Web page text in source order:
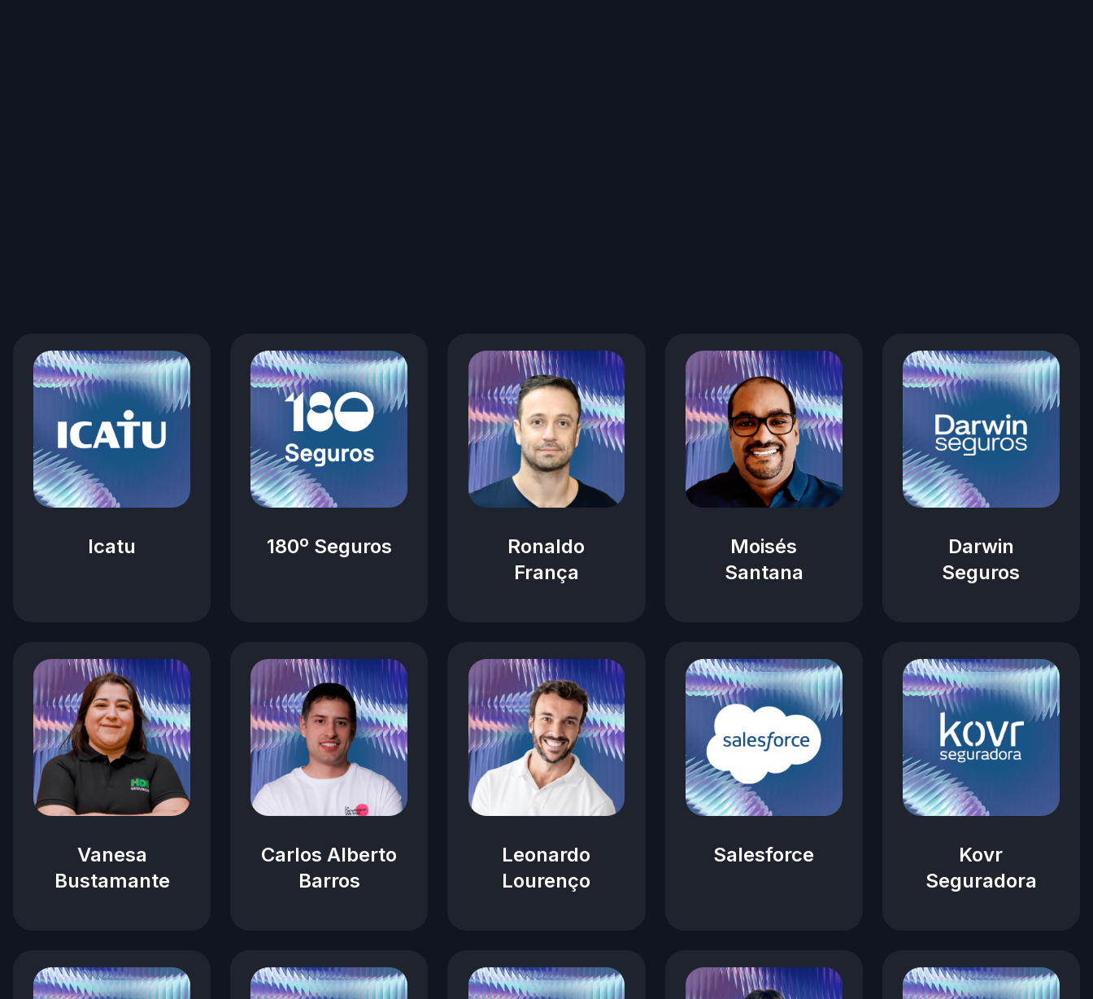
Icatu 180º Seguros
Ronaldo
França
Moisés
Santana
Darwin
Seguros
Vanesa
Bustamante
Carlos Alberto
Barros
Leonardo
Lourenço
Salesforce
Kovr
Seguradora